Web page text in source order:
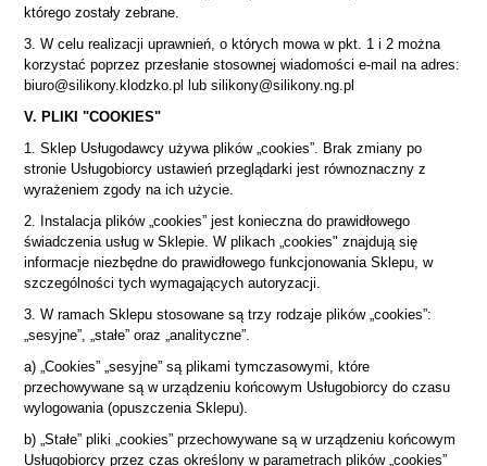
którego zostały zebrane.
3. W celu realizacji uprawnień, o których mowa w pkt. 1 i 2 można
korzystać poprzez przesłanie stosownej wiadomości e-mail na adres:
biuro@silikony.klodzko.pl lub silikony@silikony.ng.pl
V. PLIKI "COOKIES"
1. Sklep Usługodawcy używa plików „cookies”. Brak zmiany po
stronie Usługobiorcy ustawień przeglądarki jest równoznaczny z
wyrażeniem zgody na ich użycie.
2. Instalacja plików „cookies” jest konieczna do prawidłowego
świadczenia usług w Sklepie. W plikach „cookies" znajdują się
informacje niezbędne do prawidłowego funkcjonowania Sklepu, w
szczególności tych wymagających autoryzacji.
3. W ramach Sklepu stosowane są trzy rodzaje plików „cookies”:
„sesyjne”, „stałe” oraz „analityczne”.
a) „Cookies” „sesyjne” są plikami tymczasowymi, które
przechowywane są w urządzeniu końcowym Usługobiorcy do czasu
wylogowania (opuszczenia Sklepu).
b) „Stałe” pliki „cookies” przechowywane są w urządzeniu końcowym
Usługobiorcy przez czas określony w parametrach plików „cookies”